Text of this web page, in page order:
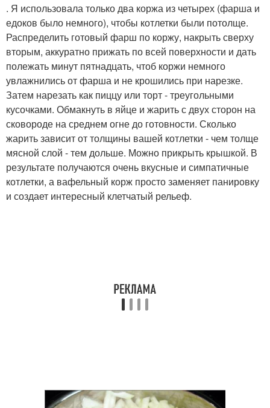
. Я использовала только два коржа из четырех (фарша и
едоков было немного), чтобы котлетки были потолще.
Распределить готовый фарш по коржу, накрыть сверху
вторым, аккуратно прижать по всей поверхности и дать
полежать минут пятнадцать, чтоб коржи немного
увлажнились от фарша и не крошились при нарезке.
Затем нарезать как пиццу или торт - треугольными
кусочками. Обмакнуть в яйце и жарить с двух сторон на
сковороде на среднем огне до готовности. Сколько
жарить зависит от толщины вашей котлетки - чем толще
мясной слой - тем дольше. Можно прикрыть крышкой. В
результате получаются очень вкусные и симпатичные
котлетки, а вафельный корж просто заменяет панировку
и создает интересный клетчатый рельеф.